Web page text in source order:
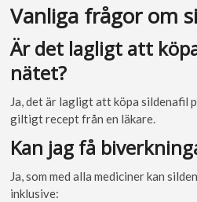
Vanliga frågor om
Är det lagligt att
nätet?
Ja, det är lagligt att köpa sildenafil
giltigt recept från en läkare.
Kan jag få
Ja, som med alla mediciner kan
inklusive: